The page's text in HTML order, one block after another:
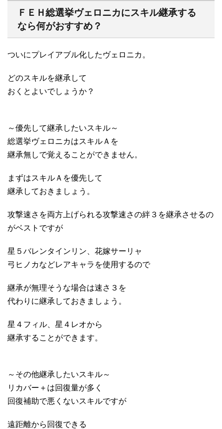
ＦＥＨ総選挙ヴェロニカにスキル継承する
なら何がおすすめ？
ついにプレイアブル化したヴェロニカ。
どのスキルを継承して
おくとよいでしょうか？
～優先して継承したいスキル～
総選挙ヴェロニカはスキルＡを
継承無しで覚えることができません。
まずはスキルＡを優先して
継承しておきましょう。
攻撃速さを両方上げられる攻撃速さの絆３を継承させるの
がベストですが
星５バレンタインリン、花嫁サーリャ
弓ヒノカなどレアキャラを使用するので
継承が無理そうな場合は速さ３を
代わりに継承しておきましょう。
星４フィル、星４レオから
継承することができます。
～その他継承したいスキル～
リカバー＋は回復量が多く
回復補助で悪くないスキルですが
遠距離から回復できる